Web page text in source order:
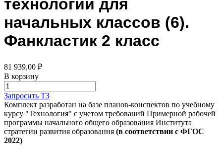
технологии для
начальных классов (6).
Фанкластик 2 класс
81 939,00 ₽
В корзину
Запросить ТЗ
Комплект разработан на базе планов-конспектов по учебному
курсу "Технология" с учетом требований Примерной рабочей
программы начального общего образования Института
стратегии развития образования (в соответствии с ФГОС
2022)